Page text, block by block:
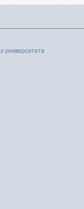
университета